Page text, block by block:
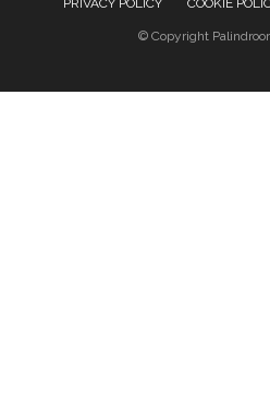
© Copyright